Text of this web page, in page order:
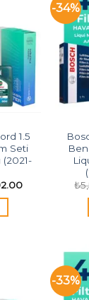
1.5
Seti
(2021-
Şu
-34%
₺
-33%